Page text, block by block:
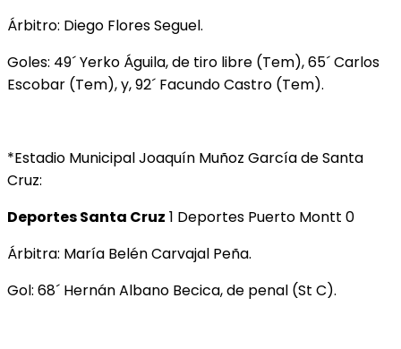
Árbitro: Diego Flores Seguel.
Goles: 49´ Yerko Águila, de tiro libre (Tem), 65´ Carlos
Escobar (Tem), y, 92´ Facundo Castro (Tem).
*Estadio Municipal Joaquín Muñoz García de Santa
Cruz:
Deportes Santa Cruz 1 Deportes Puerto Montt 0
Árbitra: María Belén Carvajal Peña.
Gol: 68´ Hernán Albano Becica, de penal (St C).